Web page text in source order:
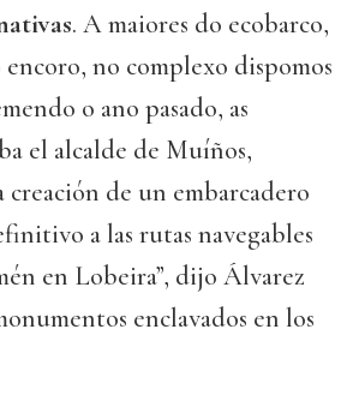
. A maiores do ecobarco,
no complexo dispomos
o ano pasado, as
el alcalde de Muíños,
de un embarcadero
a las rutas navegables
en Lobeira”, dijo Álvarez
enclavados en los